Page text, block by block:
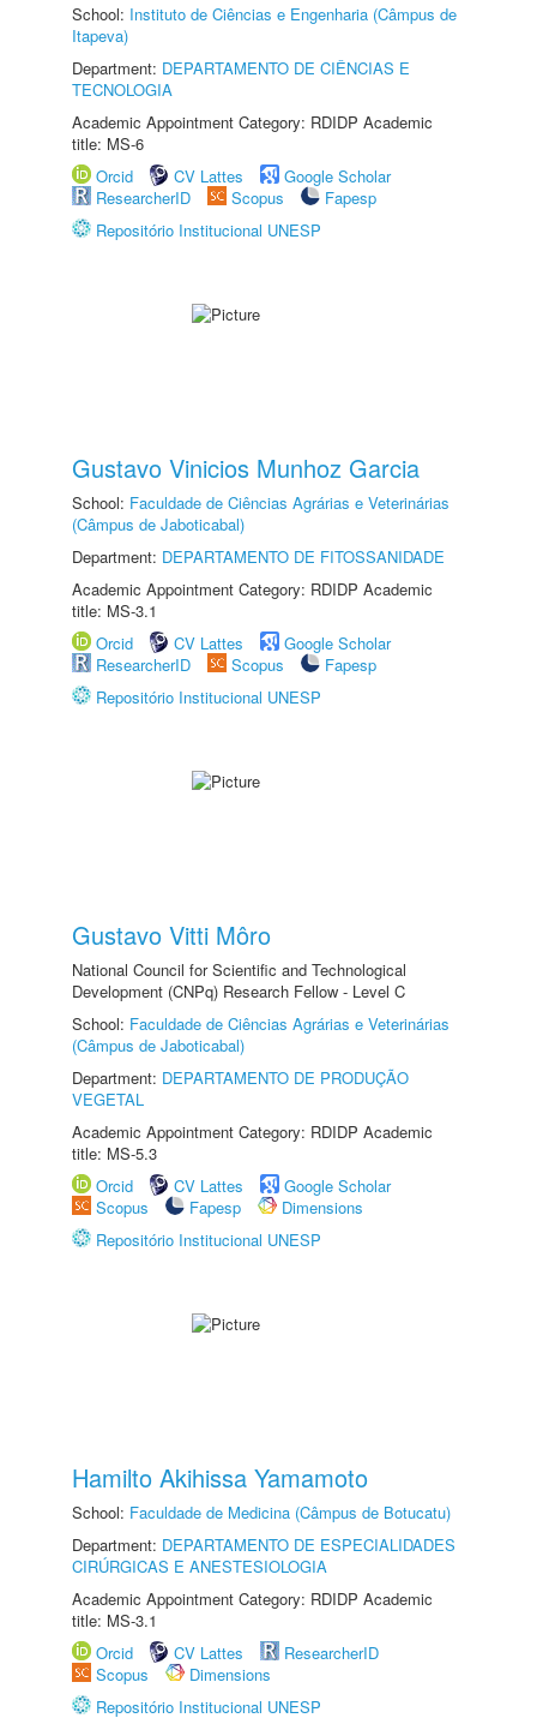
School: Instituto de Ciências e Engenharia (Câmpus de
Itapeva)
Department: DEPARTAMENTO DE CIÊNCIAS E
TECNOLOGIA
Academic Appointment Category: RDIDP Academic
title: MS-6
Orcid
CV Lattes
Google Scholar
ResearcherID
Scopus
Fapesp
Repositório Institucional UNESP
Gustavo Vinicios Munhoz Garcia
School: Faculdade de Ciências Agrárias e Veterinárias
(Câmpus de Jaboticabal)
Department: DEPARTAMENTO DE FITOSSANIDADE
Academic Appointment Category: RDIDP Academic
title: MS-3.1
Orcid
CV Lattes
Google Scholar
ResearcherID
Scopus
Fapesp
Repositório Institucional UNESP
Gustavo Vitti Môro
National Council for Scientific and Technological
Development (CNPq) Research Fellow - Level C
School: Faculdade de Ciências Agrárias e Veterinárias
(Câmpus de Jaboticabal)
Department: DEPARTAMENTO DE PRODUÇÃO
VEGETAL
Academic Appointment Category: RDIDP Academic
title: MS-5.3
Orcid
CV Lattes
Google Scholar
Scopus
Fapesp
Dimensions
Repositório Institucional UNESP
Hamilto Akihissa Yamamoto
School: Faculdade de Medicina (Câmpus de Botucatu)
Department: DEPARTAMENTO DE ESPECIALIDADES
CIRÚRGICAS E ANESTESIOLOGIA
Academic Appointment Category: RDIDP Academic
title: MS-3.1
Orcid
CV Lattes
ResearcherID
Scopus
Dimensions
Repositório Institucional UNESP